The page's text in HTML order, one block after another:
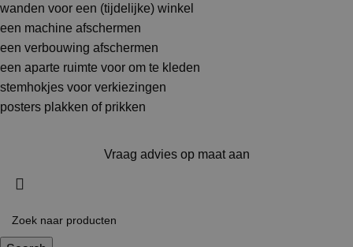
wanden voor een (tijdelijke) winkel
een machine afschermen
een verbouwing afschermen
een aparte ruimte voor om te kleden
stemhokjes voor verkiezingen
posters plakken of prikken
Vraag advies op maat aan